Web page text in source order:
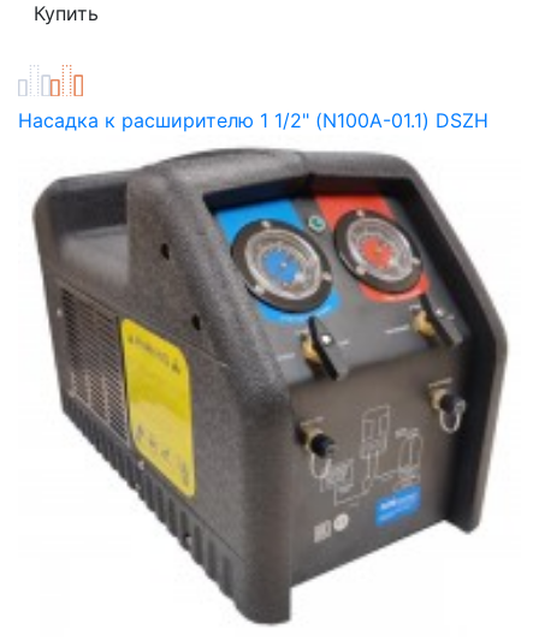
Насадка к расширителю 1 1/2" (N100A-01.1) DSZH